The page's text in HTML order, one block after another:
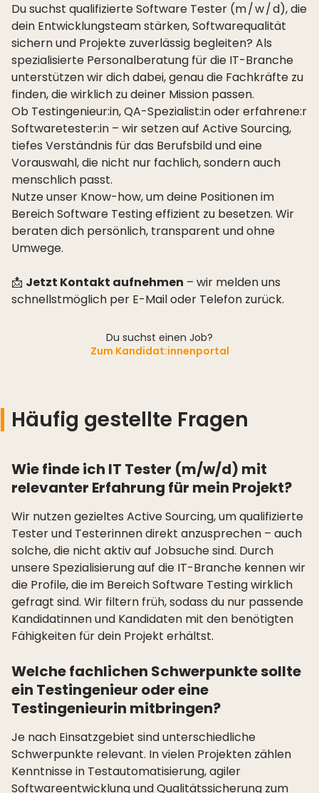
Du suchst qualifizierte Software Tester (m / w / d), die
dein Entwicklungsteam stärken, Softwarequalität
sichern und Projekte zuverlässig begleiten? Als
spezialisierte Personalberatung für die IT-Branche
unterstützen wir dich dabei, genau die Fachkräfte zu
finden, die wirklich zu deiner Mission passen.
Ob Testingenieur:in, QA-Spezialist:in oder erfahrene:r
Softwaretester:in – wir setzen auf Active Sourcing,
tiefes Verständnis für das Berufsbild und eine
Vorauswahl, die nicht nur fachlich, sondern auch
menschlich passt.
Nutze unser Know-how, um deine Positionen im
Bereich Software Testing effizient zu besetzen. Wir
beraten dich persönlich, transparent und ohne
Umwege.
📩 Jetzt Kontakt aufnehmen – wir melden uns
schnellstmöglich per E-Mail oder Telefon zurück.
Du suchst einen Job?
Zum Kandidat:innenportal
Häufig gestellte Fragen
Wie finde ich IT Tester (m/w/d) mit
relevanter Erfahrung für mein Projekt?
Wir nutzen gezieltes Active Sourcing, um qualifizierte
Tester und Testerinnen direkt anzusprechen – auch
solche, die nicht aktiv auf Jobsuche sind. Durch
unsere Spezialisierung auf die IT-Branche kennen wir
die Profile, die im Bereich Software Testing wirklich
gefragt sind. Wir filtern früh, sodass du nur passende
Kandidatinnen und Kandidaten mit den benötigten
Fähigkeiten für dein Projekt erhältst.
Welche fachlichen Schwerpunkte sollte
ein Testingenieur oder eine
Testingenieurin mitbringen?
Je nach Einsatzgebiet sind unterschiedliche
Schwerpunkte relevant. In vielen Projekten zählen
Kenntnisse in Testautomatisierung, agiler
Softwareentwicklung und Qualitätssicherung zum